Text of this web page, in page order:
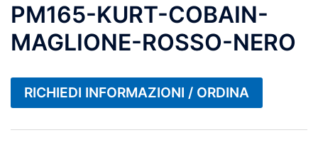
PM165-KURT-COBAIN-
MAGLIONE-ROSSO-NERO
RICHIEDI INFORMAZIONI / ORDINA